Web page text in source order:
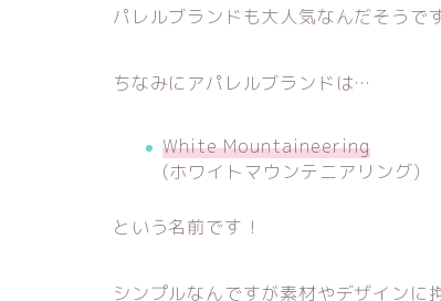
パレルブランドも大人気なんだそうで
ちなみにアパレルブランドは…
White Mountaineering
(ホワイトマウンテニアリング)
という名前です！
シンプルなんですが素材やデザイン